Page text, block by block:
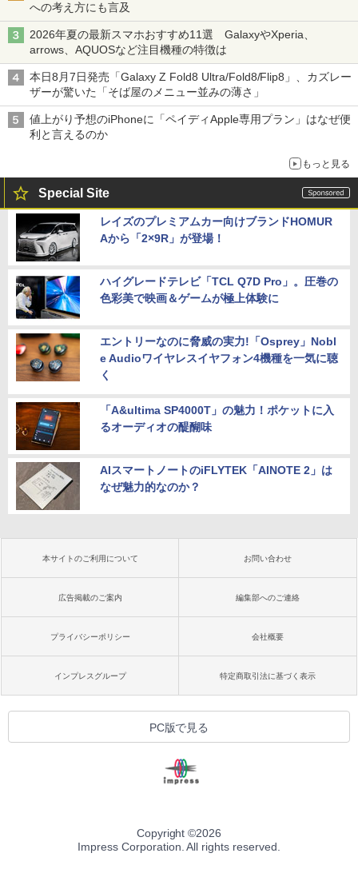
への考え方にも言及
2026年夏の最新スマホおすすめ11選 GalaxyやXperia、
arrows、AQUOSなど注目機種の特徴は
本日8月7日発売「Galaxy Z Fold8 Ultra/Fold8/Flip8」、カズレー
ザーが驚いた「そば屋のメニュー並みの薄さ」
値上がり予想のiPhoneに「ペイディApple専用プラン」はなぜ便
利と言えるのか
もっと見る
Special Site
レイズのプレミアムカー向けブランドHOMUR
Aから「2×9R」が登場！
ハイグレードテレビ「TCL Q7D Pro」。圧巻の
色彩美で映画＆ゲームが極上体験に
エントリーなのに脅威の実力!「Osprey」Nobl
e Audioワイヤレスイヤフォン4機種を一気に聴
く
「A&ultima SP4000T」の魅力！ポケットに入
るオーディオの醍醐味
AIスマートノートのiFLYTEK「AINOTE 2」は
なぜ魅力的なのか？
本サイトのご利用について お問い合わせ
広告掲載のご案内 編集部へのご連絡
プライバシーポリシー 会社概要
インプレスグループ 特定商取引法に基づく表示
PC版で見る
Copyright ©2026
Impress Corporation. All rights reserved.